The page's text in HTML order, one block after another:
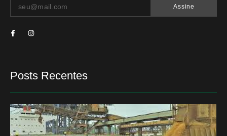
Assine
Posts Recentes